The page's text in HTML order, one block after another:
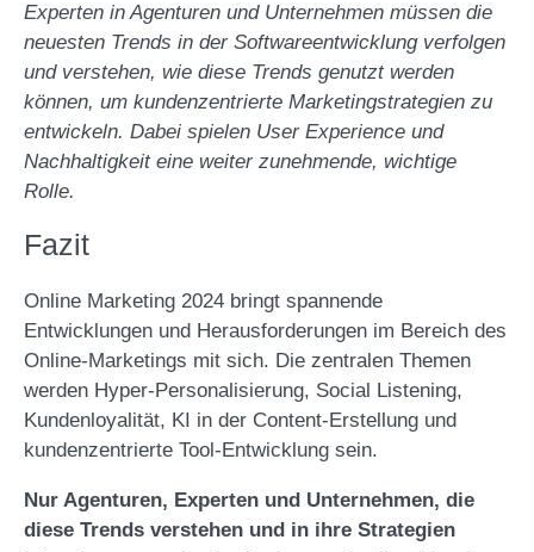
Experten in Agenturen und Unternehmen müssen die
neuesten Trends in der Softwareentwicklung verfolgen
und verstehen, wie diese Trends genutzt werden
können, um kundenzentrierte Marketingstrategien zu
entwickeln. Dabei spielen User Experience und
Nachhaltigkeit eine weiter zunehmende, wichtige
Rolle.
Fazit
Online Marketing 2024 bringt spannende
Entwicklungen und Herausforderungen im Bereich des
Online-Marketings mit sich. Die zentralen Themen
werden Hyper-Personalisierung, Social Listening,
Kundenloyalität, KI in der Content-Erstellung und
kundenzentrierte Tool-Entwicklung sein.
Nur Agenturen, Experten und Unternehmen, die
diese Trends verstehen und in ihre Strategien